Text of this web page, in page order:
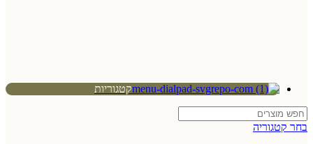
קטגוריות
בחר קטגוריה